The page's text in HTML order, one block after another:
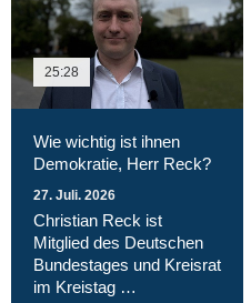
25:28
Wie wichtig ist ihnen
Demokratie, Herr Reck?
27. Juli. 2026
Christian Reck ist
Mitglied des Deutschen
Bundestages und Kreisrat
im Kreistag …